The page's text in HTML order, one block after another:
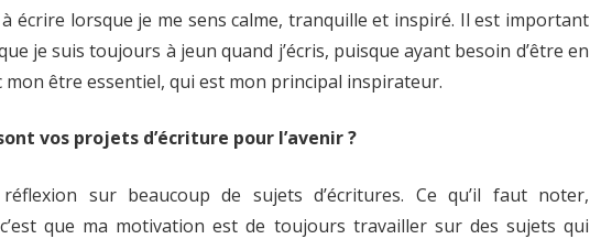
à écrire lorsque je me sens calme, tranquille et inspiré. Il est important
je suis toujours à jeun quand j’écris, puisque ayant besoin d’être en
mon être essentiel, qui est mon principal inspirateur.
vos projets d’écriture pour l’avenir ?
sur beaucoup de sujets d’écritures. Ce qu’il faut noter,
que ma motivation est de toujours travailler sur des sujets qui